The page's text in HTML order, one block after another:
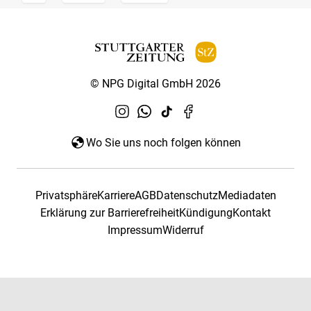
© NPG Digital GmbH 2026
Wo Sie uns noch folgen können
PrivatsphäreKarriereAGBDatenschutzMediadaten
Erklärung zur BarrierefreiheitKündigungKontakt
ImpressumWiderruf